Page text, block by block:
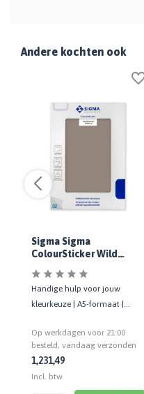
Andere kochten ook
Sigma Sigma
ColourSticker Wild
Handige hulp voor jouw
kleurkeuze | A5-formaat |
Op werkdagen voor 21:00
besteld, vandaag verzonden
1,231,49
Incl. btw